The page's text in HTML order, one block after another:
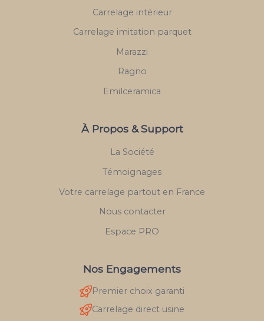
Carrelage intérieur
Carrelage imitation parquet
Marazzi
Ragno
Emilceramica
À Propos & Support
La Société
Témoignages
Votre carrelage partout en France
Nous contacter
Espace PRO
Nos Engagements
Premier choix garanti
Carrelage direct usine